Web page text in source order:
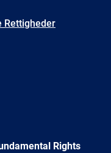
Rettigheder
Rights